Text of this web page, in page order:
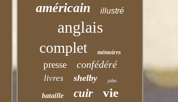
américain illustré
anglais
complet mémoires
presse confédéré
livres shelby john
bataille cuir vie